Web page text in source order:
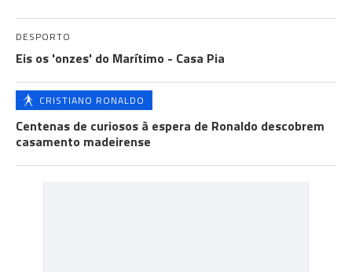
DESPORTO
Eis os 'onzes' do Marítimo - Casa Pia
CRISTIANO RONALDO
Centenas de curiosos à espera de Ronaldo descobrem
casamento madeirense